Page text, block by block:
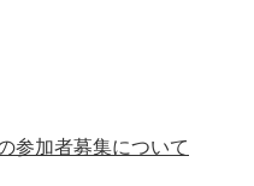
参加者募集について